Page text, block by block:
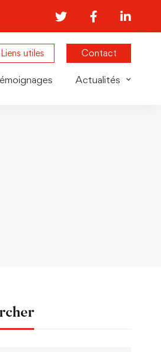
Liens utiles Contact
Actualités